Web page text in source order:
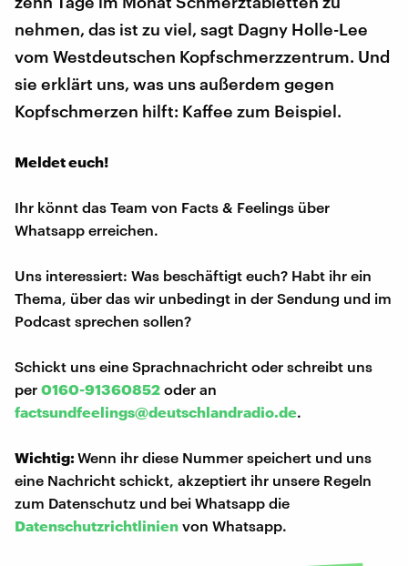
nehmen, das ist zu viel, sagt Dagny Holle-Lee
vom Westdeutschen Kopfschmerzzentrum. Und
sie erklärt uns, was uns außerdem gegen
Kopfschmerzen hilft: Kaffee zum Beispiel.
Meldet euch!
Ihr könnt das Team von Facts & Feelings über
Whatsapp erreichen.
Uns interessiert: Was beschäftigt euch? Habt ihr ein
Thema, über das wir unbedingt in der Sendung und im
Podcast sprechen sollen?
Schickt uns eine Sprachnachricht oder schreibt uns
per 0160-91360852 oder an
factsundfeelings@deutschlandradio.de.
Wichtig:Wenn ihr diese Nummer speichert und uns
eine Nachricht schickt, akzeptiert ihr unsere Regeln
zum Datenschutz und bei Whatsapp die
Datenschutzrichtlinien von Whatsapp.